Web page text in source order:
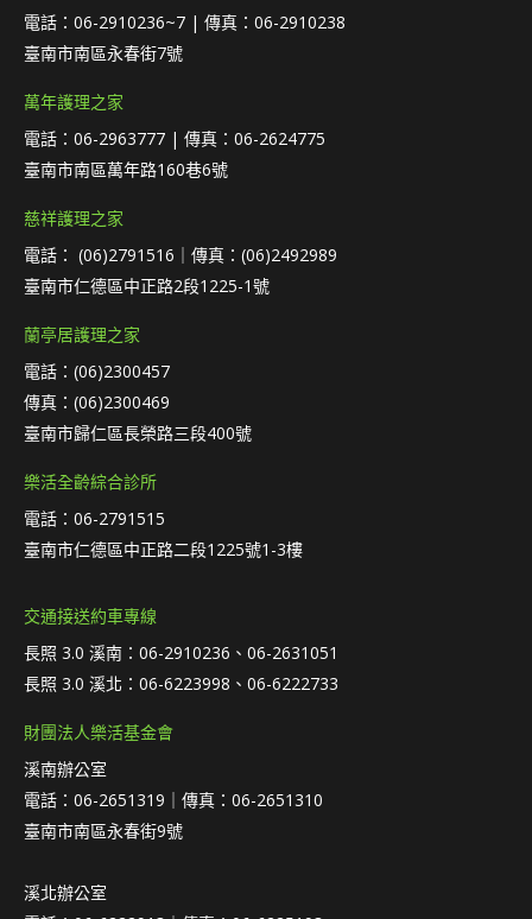
電話：06-2910236~7 | 傳真：06-2910238
臺南市南區永春街7號
萬年護理之家
電話：06-2963777 | 傳真：06-2624775
臺南市南區萬年路160巷6號
慈祥護理之家
電話： (06)2791516｜傳真：(06)2492989
臺南市仁德區中正路2段1225-1號
蘭亭居護理之家
電話：(06)2300457
傳真：(06)2300469
臺南市歸仁區長榮路三段400號
樂活全齡綜合診所
電話：06-2791515
臺南市仁德區中正路二段1225號1-3樓
交通接送約車專線
長照 3.0 溪南：06-2910236、06-2631051
長照 3.0 溪北：06-6223998、06-6222733
財團法人樂活基金會
溪南辦公室
電話：06-2651319｜傳真：06-2651310
臺南市南區永春街9號
溪北辦公室